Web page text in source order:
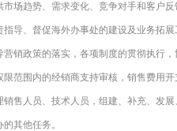
场趋势、需求变化、竞争对手和客户反
导、督促海外办事处的建设及业务拓
销政策的落实，各项制度的贯彻执行，
范围内的经销商支持审核，销售费用
售人员、技术人员，组建、补充、发
其他任务。